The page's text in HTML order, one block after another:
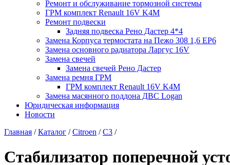
Ремонт и обслуживание тормозной системы
ГРМ комплект Renault 16V K4M
Ремонт подвески
Задняя подвеска Рено Дастер 4*4
Замена Корпуса термостата на Пежо 308 1,6 EP6
Замена основного радиатора Ларгус 16V
Замена свечей
Замена свечей Рено Дастер
Замена ремня ГРМ
ГРМ комплект Renault 16V K4M
Замена масянного поддона ДВС Logan
Юридическая информация
Новости
Главная / Каталог / Citroen / C3 /
Стабилизатор поперечной